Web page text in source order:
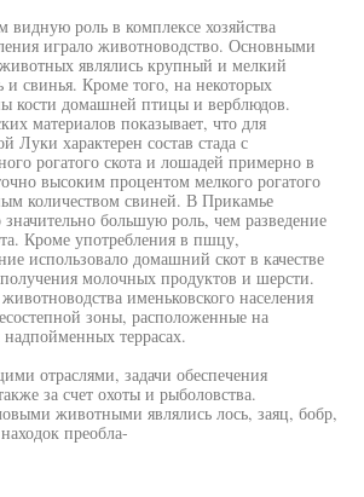
видную роль в комплексе хозяйства
играло животноводство. Основными
являлись крупный и мелкий
и свинья. Кроме того, на некоторых
кости домашней птицы и верблюдов.
материалов показывает, что для
Луки характерен состав стада с
рогатого скота и лошадей примерно в
высоким процентом мелкого рогатого
количеством свиней. В Прикамье
значительно большую роль, чем разведение
Кроме употребления в пшцу,
использовало домашний скот в качестве
молочных продуктов и шерсти.
именьковского населения
зоны, расположенные на
террасах.
отраслями, задачи обеспечения
за счет охоты и рыболовства.
животными являлись лось, заяц, бобр,
преобла-